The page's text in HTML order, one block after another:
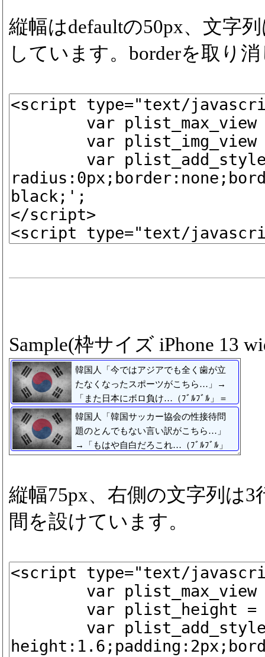
縦幅はdefaultの50px、文字
しています。borderを取り
Sample(枠サイズ iPhone 13
韓国人「今ではアジアでも全く歯が立
たなくなったスポーツがこちら…」→
「また日本にボロ負け…（ﾌﾞﾙﾌﾞﾙ」＝
韓国の反応
韓国人「韓国サッカー協会の性接待問
題のとんでもない言い訳がこちら…」
→「もはや自白だろこれ…（ﾌﾞﾙﾌﾞﾙ」
縦幅75px、右側の文字列は
間を設けています。